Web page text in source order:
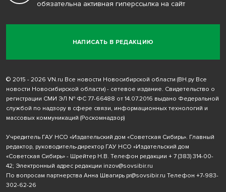
НАПИСАТЬ В РЕДАКЦИЮ
обязательна активная гиперссылка на сайт
© 2015 - 2026 VN.ru Все новости Новосибирской области (ВН.ру Все
новости Новосибирской области) - сетевое издание. Свидетельство о
регистрации СМИ ЭЛ № ФС 77-66488 от 14.07.2016 выдано Федеральной
службой по надзору в сфере связи, информационных технологий и
массовых коммуникаций (Роскомнадзор)
Учредитель ГАУ НСО «Издательский дом «Советская Сибирь». Главный
редактор, руководитель-директор ГАУ НСО «Издательский дом
«Советская Сибирь» - Шрейтер Н.В. Телефон редакции + 7 (383) 314-00-
42; Электронный адрес редакции inzov@sovsibir.ru
По вопросам партнерства Анна Швагирь pr@sovsibir.ru Телефон +7-983-
302-62-26